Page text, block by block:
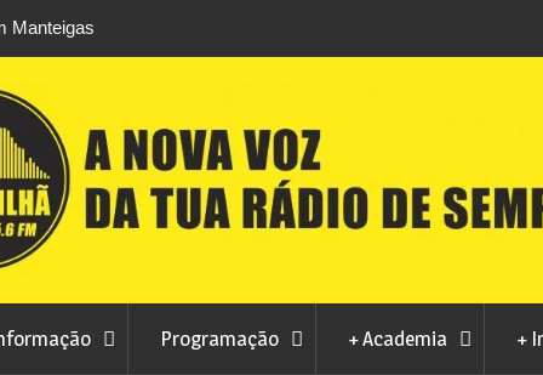
Manteigas
consumo
agosto com estreia de Minta&The Brook
Programação + Academia +